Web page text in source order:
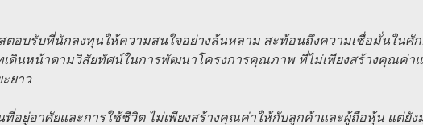
อบรับที่นักลงทุนให้ความสนใจอย่างล้นหลาม สะท้อนถึงความเชื่อมั่นในศั
เดินหน้าตามวิสัยทัศน์ในการพัฒนาโครงการคุณภาพ ที่ไม่เพียงสร้างคุณค่า
ยาว
อยู่อาศัยและการใช้ชีวิต ไม่เพียงสร้างคุณค่าให้กับลูกค้าและผู้ถือหุ้น แต่ยัง